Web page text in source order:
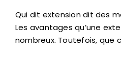
Qui dit extension dit des
Les avantages qu’une
nombreux. Toutefois, que